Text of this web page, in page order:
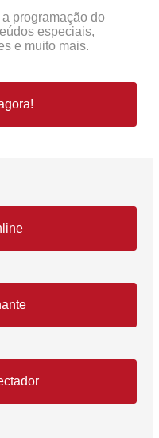
programação do
especiais,
e muito mais.